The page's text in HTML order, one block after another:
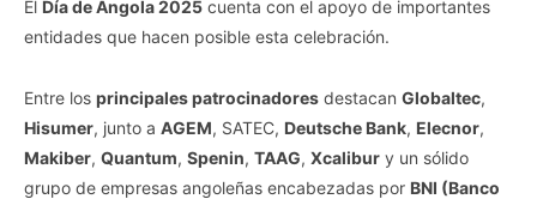
El Día de Angola 2025 cuenta con el apoyo de importantes
entidades que hacen posible esta celebración.
Entre los principales patrocinadores destacan Globaltec,
Hisumer, junto a AGEM, SATEC, Deutsche Bank, Elecnor,
Makiber, Quantum, Spenin, TAAG, Xcalibur y un sólido
grupo de empresas angoleñas encabezadas por BNI (Banco